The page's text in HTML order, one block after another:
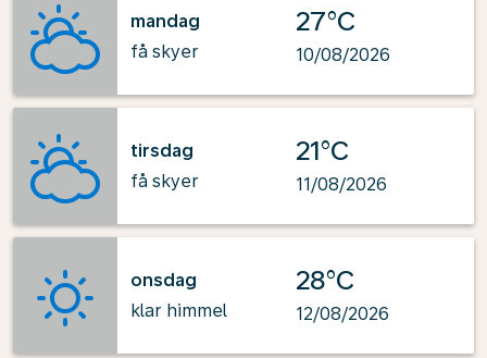
mandag
få skyer
27°C
10/08/2026
tirsdag
få skyer
21°C
11/08/2026
onsdag
klar himmel
28°C
12/08/2026